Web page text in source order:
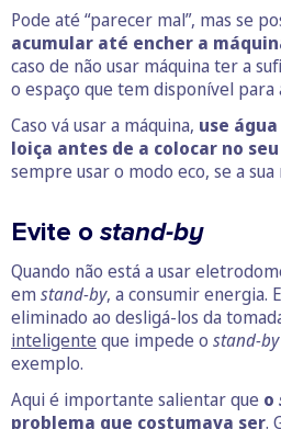
Pode até “parecer mal”, mas se
acumular até encher a
caso de não usar máquina ter a
o espaço que tem disponível para
Caso vá usar a máquina, use
loiça antes de a colocar no
sempre usar o modo eco, se a
Evite o stand-by
Quando não está a usar
em stand-by, a consumir energia.
eliminado ao desligá-los da
inteligente que impede o stand-by
exemplo.
Aqui é importante salientar que o
problema que costumava ser.